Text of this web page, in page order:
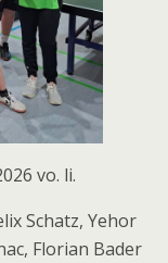
vo. li.
Schatz, Yehor
Florian Bader